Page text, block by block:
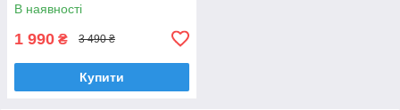
В наявності
1 990 ₴ 3 490 ₴
Купити